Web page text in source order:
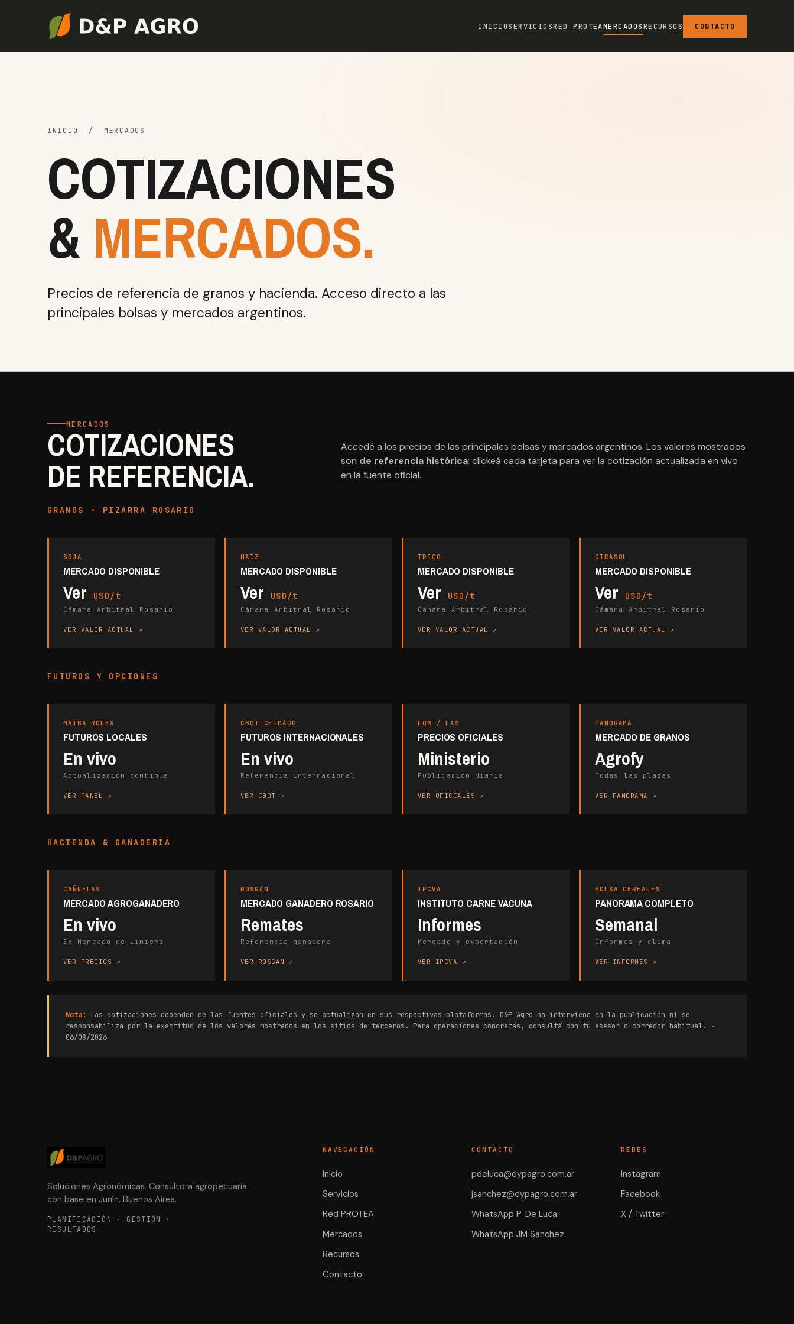
INICIOSERVICIOSRED PROTEAMERCADOSRECURSOS CONTACTO
INICIO / MERCADOS
COTIZACIONES
& MERCADOS.
Precios de referencia de granos y hacienda. Acceso directo a las
principales bolsas y mercados argentinos.
MERCADOS
COTIZACIONES
DE REFERENCIA.
Accedé a los precios de las principales bolsas y mercados argentinos. Los valores mostrados
son de referencia histórica; clickeá cada tarjeta para ver la cotización actualizada en vivo
en la fuente oficial.
GRANOS · PIZARRA ROSARIO
SOJA
MERCADO DISPONIBLE
Ver USD/t
Cámara Arbitral Rosario
VER VALOR ACTUAL
MAÍZ
MERCADO DISPONIBLE
Ver USD/t
Cámara Arbitral Rosario
VER VALOR ACTUAL
TRIGO
MERCADO DISPONIBLE
Ver USD/t
Cámara Arbitral Rosario
VER VALOR ACTUAL
GIRASOL
MERCADO DISPONIBLE
Ver USD/t
Cámara Arbitral Rosario
VER VALOR ACTUAL
FUTUROS Y OPCIONES
MATBA ROFEX
FUTUROS LOCALES
En vivo
Actualización continua
VER PANEL
CBOT CHICAGO
FUTUROS INTERNACIONALES
En vivo
Referencia internacional
VER CBOT
FOB / FAS
PRECIOS OFICIALES
Ministerio
Publicación diaria
VER OFICIALES
PANORAMA
MERCADO DE GRANOS
Agrofy
Todas las plazas
VER PANORAMA
HACIENDA & GANADERÍA
CAÑUELAS
MERCADO AGROGANADERO
En vivo
Ex Mercado de Liniers
VER PRECIOS
ROSGAN
MERCADO GANADERO ROSARIO
Remates
Referencia ganadera
VER ROSGAN
IPCVA
INSTITUTO CARNE VACUNA
Informes
Mercado y exportación
VER IPCVA
BOLSA CEREALES
PANORAMA COMPLETO
Semanal
Informes y clima
VER INFORMES
Nota:
Las cotizaciones dependen de las fuentes oficiales y se actualizan en sus respectivas plataformas. D&P Agro no interviene en la publicación ni se
responsabiliza por la exactitud de los valores mostrados en los sitios de terceros. Para operaciones concretas, consultá con tu asesor o corredor habitual. ·
06/08/2026
Soluciones Agronómicas. Consultora agropecuaria
con base en Junín, Buenos Aires.
PLANIFICACIÓN · GESTIÓN ·
RESULTADOS
NAVEGACIÓN
Inicio
Servicios
Red PROTEA
Mercados
Recursos
Contacto
CONTACTO
pdeluca@dypagro.com.ar
jsanchez@dypagro.com.ar
WhatsApp P. De Luca
WhatsApp JM Sanchez
REDES
Instagram
Facebook
X / Twitter